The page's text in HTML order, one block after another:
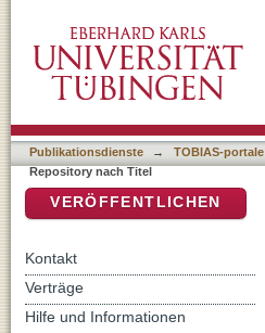
Publikationsdienste → TOBIAS-portale
Repository nach Titel
VERÖFFENTLICHEN
Kontakt
Verträge
Hilfe und Informationen